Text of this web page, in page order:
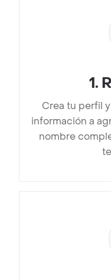
1.
Crea tu perfil
información a
nombre